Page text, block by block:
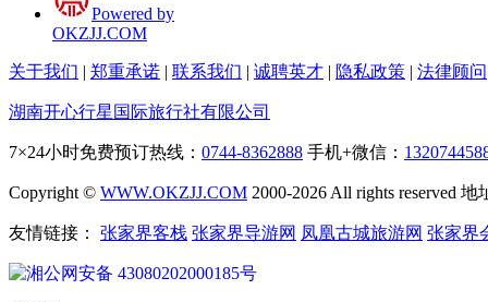
Powered by
OKZJJ.COM
关于我们 | 郑重承诺 | 联系我们 | 诚聘英才 | 隐私政策 | 法律顾问
湖南开心行星国际旅行社有限公司
7×24小时免费预订热线： 0744-8362888 手机+微信：
Copyright © WWW.OKZJJ.COM 2000-2026 All rights reserved
友情链接： 张家界客栈 张家界导游网 凤凰古城旅游网 张家界
湘公网安备 43080202000185号